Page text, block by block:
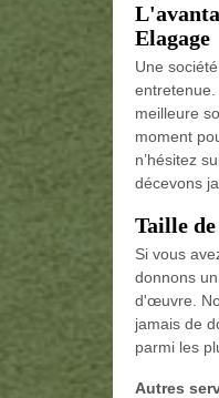
Elagage
Une
meilleure
moment
n’hésitez
décevons
Taille
Si vous
donnons
d'œuvre.
jamais de
parmi les
Autres